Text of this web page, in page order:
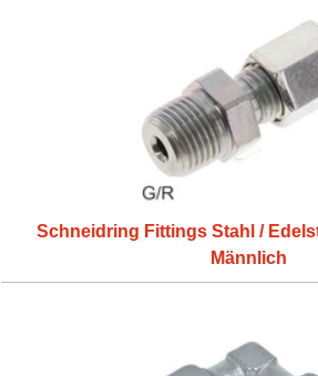
Schneidring Fittings Stahl /
Männlich